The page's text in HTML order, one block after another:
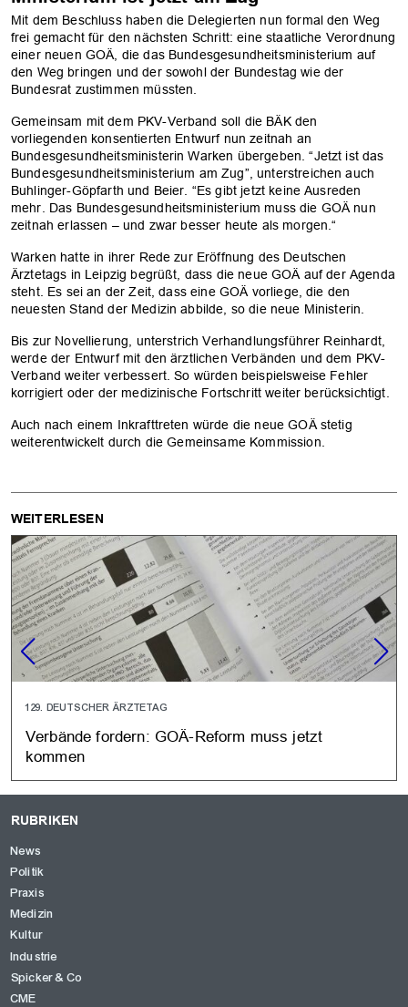
Mit dem Beschluss haben die Delegierten nun formal den Weg
frei gemacht für den nächsten Schritt: eine staatliche Verordnung
einer neuen GOÄ, die das Bundesgesundheitsministerium auf
den Weg bringen und der sowohl der Bundestag wie der
Bundesrat zustimmen müssten.
Gemeinsam mit dem PKV-Verband soll die BÄK den
vorliegenden konsentierten Entwurf nun zeitnah an
Bundesgesundheitsministerin Warken übergeben. “Jetzt ist das
Bundesgesundheitsministerium am Zug”, unterstreichen auch
Buhlinger-Göpfarth und Beier. “Es gibt jetzt keine Ausreden
mehr. Das Bundesgesundheitsministerium muss die GOÄ nun
zeitnah erlassen – und zwar besser heute als morgen.“
Warken hatte in ihrer Rede zur Eröffnung des Deutschen
Ärztetags in Leipzig begrüßt, dass die neue GOÄ auf der Agenda
steht. Es sei an der Zeit, dass eine GOÄ vorliege, die den
neuesten Stand der Medizin abbilde, so die neue Ministerin.
Bis zur Novellierung, unterstrich Verhandlungsführer Reinhardt,
werde der Entwurf mit den ärztlichen Verbänden und dem PKV-
Verband weiter verbessert. So würden beispielsweise Fehler
korrigiert oder der medizinische Fortschritt weiter berücksichtigt.
Auch nach einem Inkrafttreten würde die neue GOÄ stetig
weiterentwickelt durch die Gemeinsame Kommission.
WEITERLESEN
129. DEUTSCHER ÄRZTETAG
Verbände fordern: GOÄ-Reform muss jetzt
kommen
RUBRIKEN
News
Politik
Praxis
Medizin
Kultur
Industrie
Spicker & Co
CME